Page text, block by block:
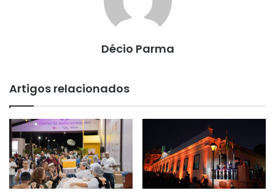
Décio Parma
Artigos relacionados